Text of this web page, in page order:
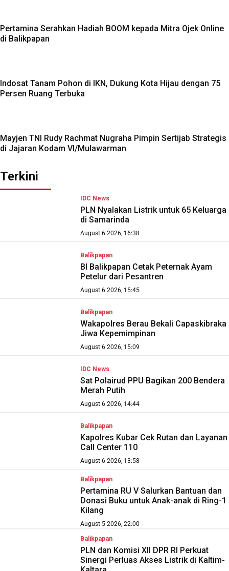
Pertamina Serahkan Hadiah BOOM kepada Mitra Ojek Online
di Balikpapan
Indosat Tanam Pohon di IKN, Dukung Kota Hijau dengan 75
Persen Ruang Terbuka
Mayjen TNI Rudy Rachmat Nugraha Pimpin Sertijab Strategis
di Jajaran Kodam VI/Mulawarman
Terkini
IDC News
PLN Nyalakan Listrik untuk 65 Keluarga
di Samarinda
August 6 2026, 16:38
Balikpapan
BI Balikpapan Cetak Peternak Ayam
Petelur dari Pesantren
August 6 2026, 15:45
Balikpapan
Wakapolres Berau Bekali Capaskibraka
Jiwa Kepemimpinan
August 6 2026, 15:09
IDC News
Sat Polairud PPU Bagikan 200 Bendera
Merah Putih
August 6 2026, 14:44
Balikpapan
Kapolres Kubar Cek Rutan dan Layanan
Call Center 110
August 6 2026, 13:58
Balikpapan
Pertamina RU V Salurkan Bantuan dan
Donasi Buku untuk Anak-anak di Ring-1
Kilang
August 5 2026, 22:00
Balikpapan
PLN dan Komisi XII DPR RI Perkuat
Sinergi Perluas Akses Listrik di Kaltim-